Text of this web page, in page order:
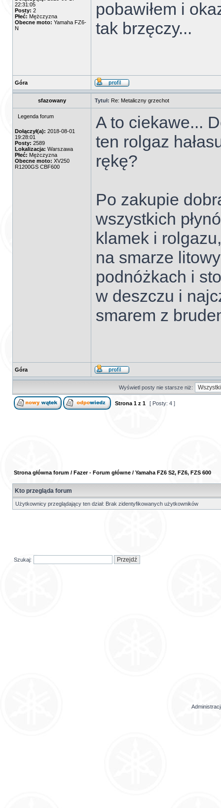
22:31:05
Posty: 2
Płeć: Mężczyzna
Obecne moto: Yamaha FZ6-
N
pobawiłem i
tak brzęczy...
Góra
sfazowany Tytuł: Re: Metaliczny grzechot
Legenda forum
Dołączył(a): 2018-08-01
19:28:01
Posty: 2589
Lokalizacja: Warszawa
Płeć: Mężczyzna
Obecne moto: XV250
R1200GS CBF600
A to ciekawe...
ten rolgaz
rękę?
Po zakupie
wszystkich
klamek i
na smarze
podnóżkach i
w deszczu i
smarem z
Góra
Wyświetl posty nie starsze niż:
Strona 1 z 1 [ Posty: 4 ]
Strona główna forum / Fazer - Forum główne / Yamaha FZ6 S2, FZ6, FZS 600
Kto przegląda forum
Użytkownicy przeglądający ten dział: Brak zidentyfikowanych użytkowników
Szukaj: